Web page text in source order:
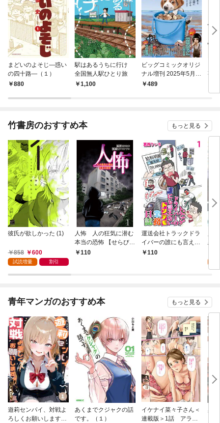
まどいのよそじ―惑い
の四十路―（１）
880
駅はあるうちに行け
全国無人駅ひとり旅
1,100
ビッグコミックオリジ
ナル増刊 2025年5月増
刊号（2025年4月12日
489
事
竹書房のおすすめ本 もっと見る
彼氏が欲しかった (1)
858 600
試読増量 割引
人怖 人の狂気に潜む
本当の恐怖 【せらびぃ
連載版】１
110
運送会社トラックドラ
イバーの誰にも言えな
いトンデモ業務日誌
110
悪
青年マンガのおすすめ本 もっと見る
遊莉センパイ、対戦よ
ろしくお願いします。
あくまでクジャクの話
です。（１）
イケナイ菜々子さん＜
連載版＞1話 アラフ
異